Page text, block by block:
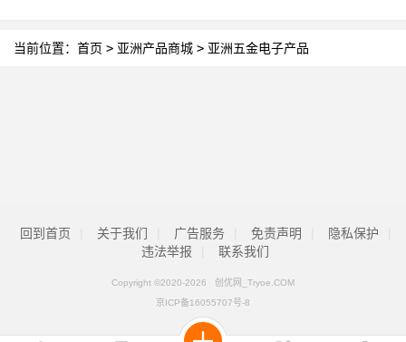
当前位置： 首页 > 亚洲产品商城 > 亚洲五金电子产品
回到首页 关于我们 广告服务 免责声明 隐私保护
违法举报
联系我们
Copyright ©2020-2026 创优网_Tryoe.COM
京ICP备16055707号-8